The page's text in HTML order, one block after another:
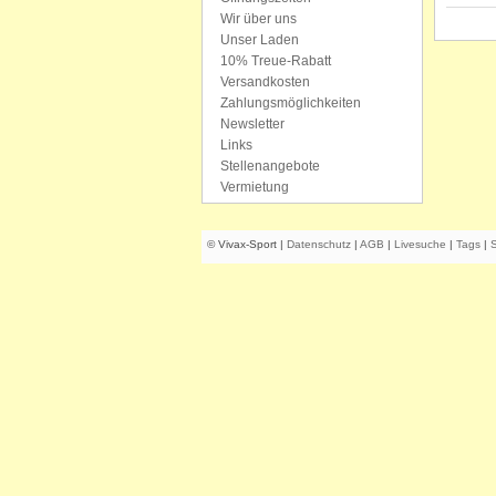
Wir über uns
Unser Laden
10% Treue-Rabatt
Versandkosten
Zahlungsmöglichkeiten
Newsletter
Links
Stellenangebote
Vermietung
© Vivax-Sport | Datenschutz | AGB | Livesuche | Tags |